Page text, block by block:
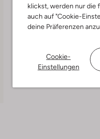
klickst, werden nur die
auch auf "Cookie-
deine Präferenzen
Cookie-
Einstellungen